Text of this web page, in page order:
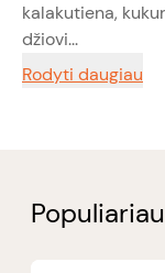
kalakutiena,
džiovi...
Rodyti daugiau